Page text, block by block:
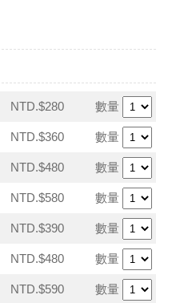
NTD.$280 數量
NTD.$360 數量
NTD.$480 數量
NTD.$580 數量
NTD.$390 數量
NTD.$480 數量
NTD.$590 數量